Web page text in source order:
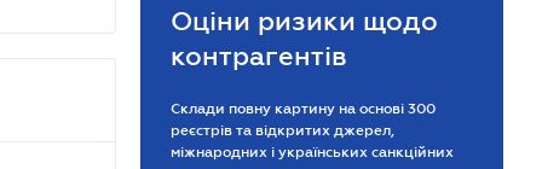
Оціни ризики щодо
контрагентів
Склади повну картину на основі 300
реєстрів та відкритих джерел,
міжнародних і українських санкційних